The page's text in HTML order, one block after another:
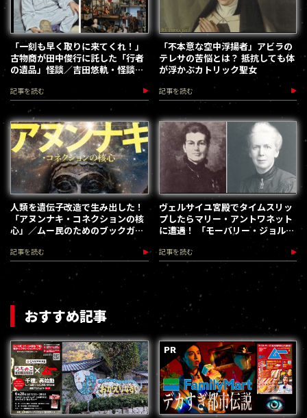
「一刻も早く取りに来てくれ！」
古物商が田中俊行に託した「行者
の遺品」怪談／吉田悠軌・怪談連
記事を読む
「不本意な空中浮揚者」アビラの
テレサの苦悩とは？ 抵抗しても体
が浮かぶカトリック聖女
記事を読む
人類を遺伝子改造で生み出した！
「アヌンナキ・コネクションの核
心」／ムー民のためのブックガイ
記事を読む
ヴェルサイユ宮殿でタイムスリッ
プしたらマリー・アントワネット
に遭遇！ 「モーバリー・ジョルダ
ン事件」の謎
記事を読む
おすすめ記事